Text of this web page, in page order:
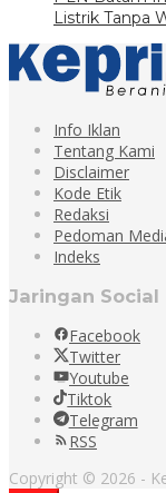
Listrik Tanpa
Info Iklan
Tentang Kami
Disclaimer
Kode Etik
Redaksi
Pedoman
Indeks
Jaringan Social
Facebook
Twitter
Youtube
Tiktok
Telegram
RSS
Copyright © 2026 -